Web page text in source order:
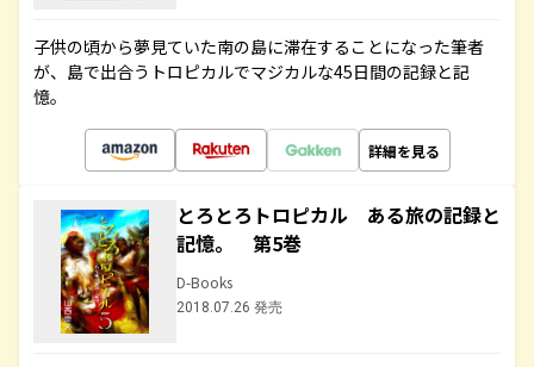
子供の頃から夢見ていた南の島に滞在することになった筆者
が、島で出合うトロピカルでマジカルな45日間の記録と記
憶。
詳細を見る
とろとろトロピカル ある旅の記録と
記憶。 第5巻
D-Books
2018.07.26 発売